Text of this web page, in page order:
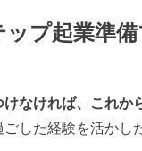
ップ起業準
なければ、これか
した経験を活かし